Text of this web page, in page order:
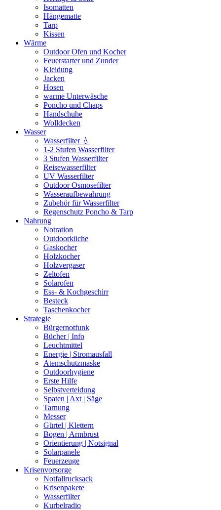
Isomatten
Hängematte
Tarp
Kissen
Wärme
Outdoor Ofen und Kocher
Feuerstarter und Zunder
Kleidung
Jacken
Hosen
warme Unterwäsche
Poncho und Chaps
Handschuhe
Wolldecken
Wasser
Wasserfilter 💧
1-2 Stufen Wasserfilter
3 Stufen Wasserfilter
Reisewasserfilter
UV Wasserfilter
Outdoor Osmosefilter
Wasseraufbewahrung
Zubehör für Wasserfilter
Regenschutz Poncho & Tarp
Nahrung
Notration
Outdoorküche
Gaskocher
Holzkocher
Holzvergaser
Zeltofen
Solarofen
Ess- & Kochgeschirr
Besteck
Taschenkocher
Strategie
Bürgernotfunk
Bücher | Info
Leuchtmittel
Energie | Stromausfall
Atemschutzmaske
Outdoorhygiene
Erste Hilfe
Selbstverteidung
Spaten | Axt | Säge
Tarnung
Messer
Gürtel | Klettern
Bogen | Armbrust
Orientierung | Notsignal
Solarpanele
Feuerzeuge
Krisenvorsorge
Notfallrucksack
Krisenpakete
Wasserfilter
Kurbelradio